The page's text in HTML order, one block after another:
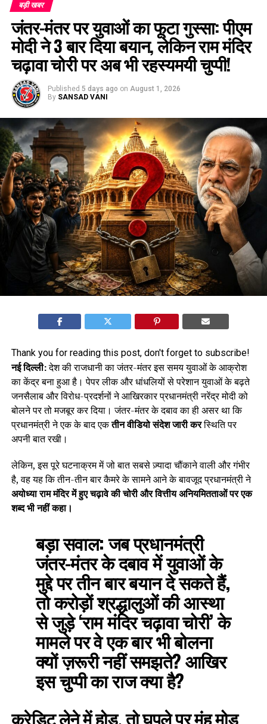
बड़ी खबर
जंतर-मंतर पर युवाओं का फूटा गुस्सा: पीएम
मोदी ने 3 बार दिया बयान, लेकिन राम मंदिर
चढ़ावा चोरी पर अब भी रहस्यमयी चुप्पी!
Published 5 days ago on August 1, 2026
By SANSAD VANI
Thank you for reading this post, don't forget to subscribe!
नई दिल्ली:देश की राजधानी का जंतर-मंतर इस समय युवाओं के आक्रोश
का केंद्र बना हुआ है। पेपर लीक और धांधलियों से परेशान युवाओं के बढ़ते
जनसैलाब और विरोध-प्रदर्शनों ने आखिरकार प्रधानमंत्री नरेंद्र मोदी को
बोलने पर तो मजबूर कर दिया। जंतर-मंतर के दबाव का ही असर था कि
प्रधानमंत्री ने एक के बाद एकतीन वीडियो संदेश जारी करस्थिति पर
अपनी बात रखी।
लेकिन, इस पूरे घटनाक्रम में जो बात सबसे ज़्यादा चौंकाने वाली और गंभीर
है, वह यह कि तीन-तीन बार कैमरे के सामने आने के बावजूद प्रधानमंत्री ने
अयोध्या राम मंदिर में हुए चढ़ावे की चोरी और वित्तीय अनियमितताओं पर एक
शब्द भी नहीं कहा।
बड़ा सवाल:जब प्रधानमंत्री
जंतर-मंतर के दबाव में युवाओं के
मुद्दे पर तीन बार बयान दे सकते हैं,
तो करोड़ों श्रद्धालुओं की आस्था
से जुड़े ‘राम मंदिर चढ़ावा चोरी’ के
मामले पर वे एक बार भी बोलना
क्यों ज़रूरी नहीं समझते? आखिर
इस चुप्पी का राज क्या है?
क्रेडिट लेने में होड़, तो घपले पर मुंह मोड़